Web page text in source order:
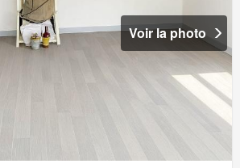
Voir la photo